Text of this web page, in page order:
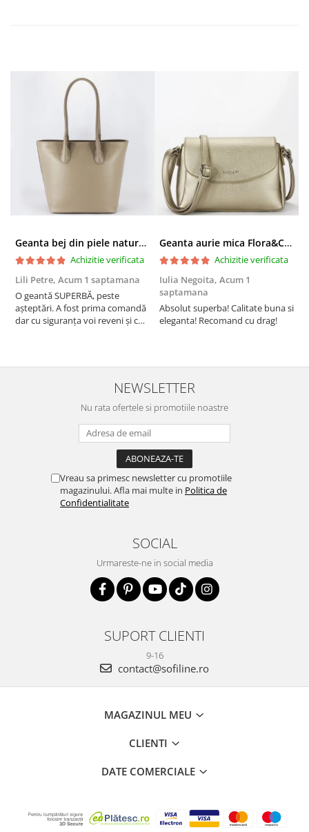
Geanta bej din piele naturala 8966 123
Achizitie verificata
Lili Petre, Acum 1 saptamana
O geantă SUPERBĂ, peste
așteptări. A fost prima comandă
dar cu siguranța voi reveni și cu
doua zi). RECOMAND SOFILINE!!!
Geanta aurie mica Flora&CO Paris H6930 16
Achizitie verificata
Iulia Negoita, Acum 1
saptamana
Absolut superba! Calitate buna si
eleganta! Recomand cu drag!
NEWSLETTER
Nu rata ofertele si promotiile noastre
Vreau sa primesc newsletter cu promotiile
magazinului. Afla mai multe in Politica de
Confidentialitate
SOCIAL
Urmareste-ne in social media
SUPORT CLIENTI
9-16
contact@sofiline.ro
MAGAZINUL MEU
CLIENTI
DATE COMERCIALE